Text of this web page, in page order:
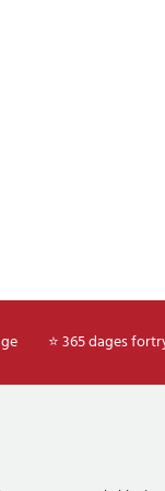
⭐ 365 dages